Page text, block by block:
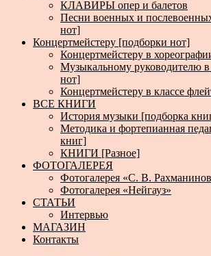
КЛАВИРЫ опер и балетов
Песни военных и
нот]
Концертмейстеру [подборки нот]
Концертмейстеру в
Музыкальному руководителю
нот]
Концертмейстеру в классе
ВСЕ КНИГИ
История музыки [подборка
Методика и фортепианная
книг]
КНИГИ [Разное]
ФОТОГАЛЕРЕЯ
Фотогалерея «С. В.
Фотогалерея «Нейгауз»
СТАТЬИ
Интервью
МАГАЗИН
Контакты